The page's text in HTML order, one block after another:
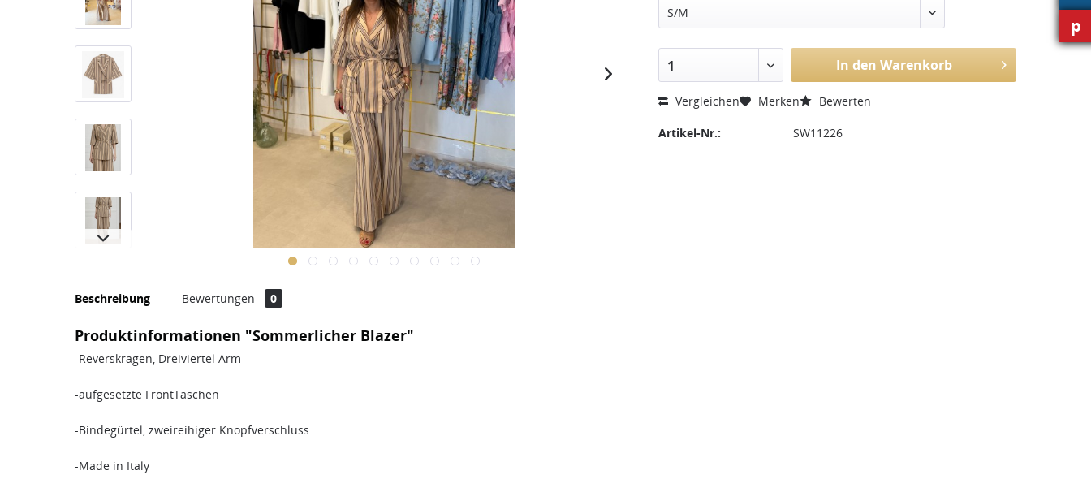
S/M
1 In den Warenkorb
Vergleichen Merken Bewerten
Artikel-Nr.: SW11226
Beschreibung Bewertungen 0
Produktinformationen "Sommerlicher Blazer"
-Reverskragen, Dreiviertel Arm
-aufgesetzte FrontTaschen
-Bindegürtel, zweireihiger Knopfverschluss
-Made in Italy
p